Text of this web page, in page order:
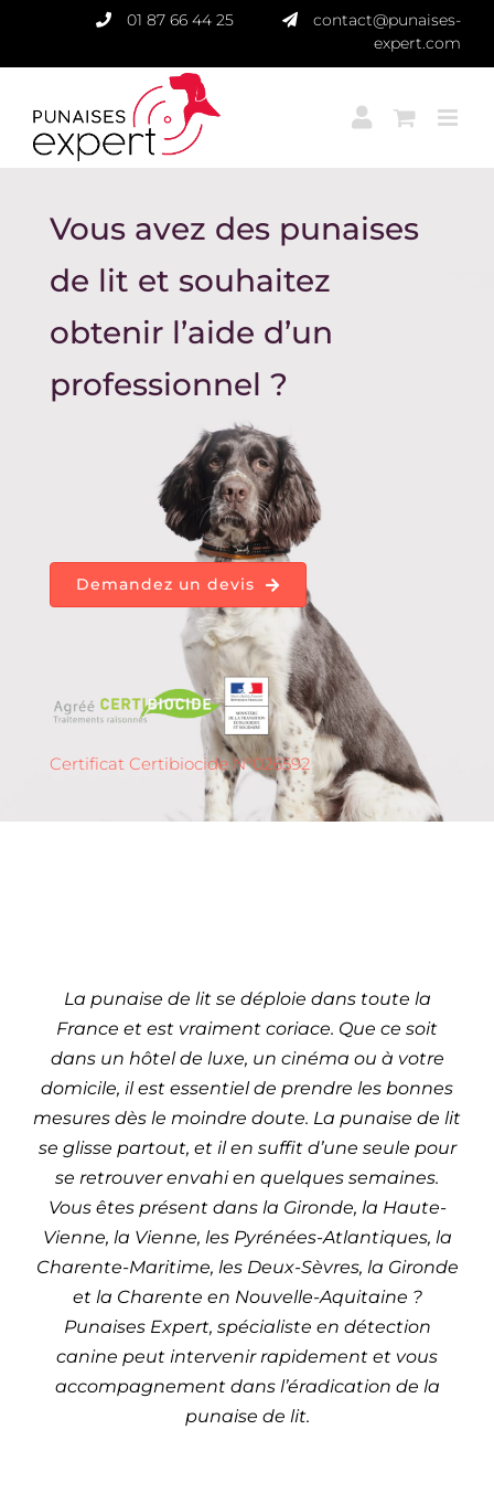
contenu
01 87 66 44 25
contact@punaises-
expert.com
Vous avez des punaises
de lit et souhaitez
obtenir l’aide d’un
professionnel ?
Demandez un devis
Certificat Certibiocide N°026592
La punaise de lit se déploie dans toute la
France et est vraiment coriace. Que ce soit
dans un hôtel de luxe, un cinéma ou à votre
domicile, il est essentiel de prendre les bonnes
mesures dès le moindre doute. La punaise de lit
se glisse partout, et il en suffit d’une seule pour
se retrouver envahi en quelques semaines.
Vous êtes présent dans la Gironde, la Haute-
Vienne, la Vienne, les Pyrénées-Atlantiques, la
Charente-Maritime, les Deux-Sèvres, la Gironde
et la Charente en Nouvelle-Aquitaine ?
Punaises Expert, spécialiste en détection
canine peut intervenir rapidement et vous
accompagnement dans l’éradication de la
punaise de lit.